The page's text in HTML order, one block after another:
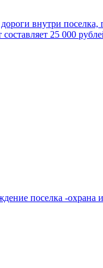
внутри
25 000
поселка -